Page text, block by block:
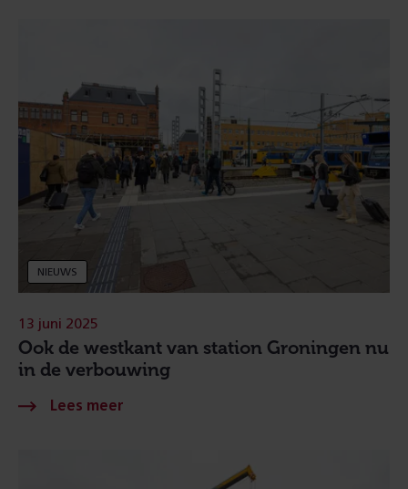
NIEUWS
Ook de westkant van station Groningen nu
in de verbouwing
13 juni 2025